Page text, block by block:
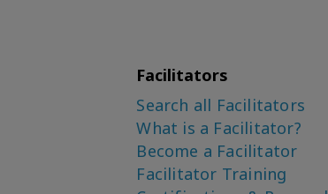
Facilitators
Search all Facilitators
What is a Facilitator?
Become a Facilitator
Facilitator Training